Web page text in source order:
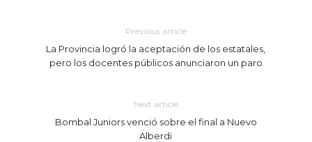
Previous article
La Provincia logró la aceptación de los estatales,
pero los docentes públicos anunciaron un paro
Next article
Bombal Juniors venció sobre el final a Nuevo
Alberdi